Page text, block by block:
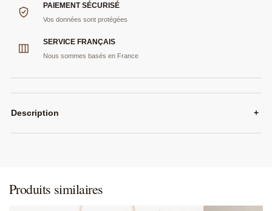
PAIEMENT SÉCURISÉ
Vos données sont protégées
SERVICE FRANÇAIS
Nous sommes basés en France
Description +
Produits similaires